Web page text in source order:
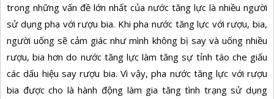
trong những vấn đề lớn nhất của nước tăng lực là nhiều người
sử dụng pha với rượu bia. Khi pha nước tăng lực với rượu, bia,
người uống sẽ cảm giác như mình không bị say và uống nhiều
rượu, bia hơn do nước tăng lực làm tăng sự tỉnh táo che giấu
các dấu hiệu say rượu bia. Vì vậy, pha nước tăng lực với rượu
bia được cho là hành động làm gia tăng tình trạng sử dụng